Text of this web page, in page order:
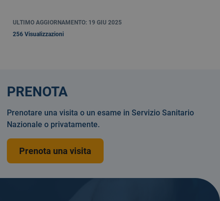
ULTIMO AGGIORNAMENTO: 19 GIU 2025
256 Visualizzazioni
PRENOTA
Prenotare una visita o un esame in Servizio Sanitario
Nazionale o privatamente.
Prenota una visita